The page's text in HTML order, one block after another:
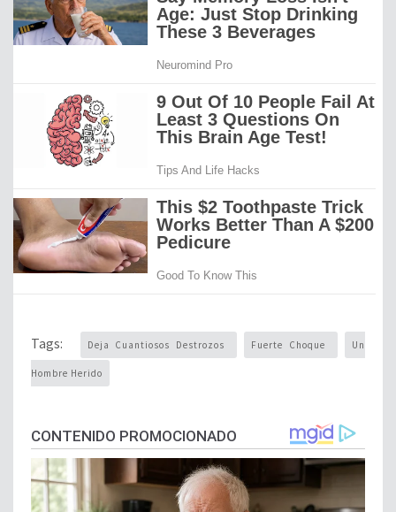
Tags: Deja Cuantiosos Destrozos Fuerte Choque Un
Hombre Herido
CONTENIDO PROMOCIONADO